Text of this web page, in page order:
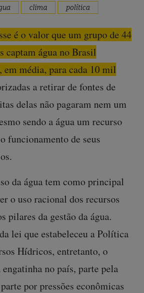
clima política
é o valor que um grupo de 44
captam água no Brasil
em média, para cada 10 mil
a retirar de fontes de
delas não pagaram nem um
sendo a água um recurso
funcionamento de seus
da água tem como principal
o uso racional dos recursos
pilares da gestão da água.
lei que estabeleceu a Política
Hídricos, entretanto, o
no país, parte pela
por pressões econômicas